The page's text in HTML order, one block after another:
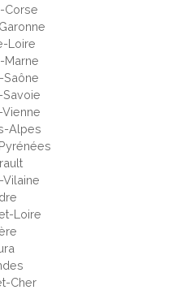
Corse
Loire
Marne
Saône
Savoie
Vienne
Alpes
Loire
Cher